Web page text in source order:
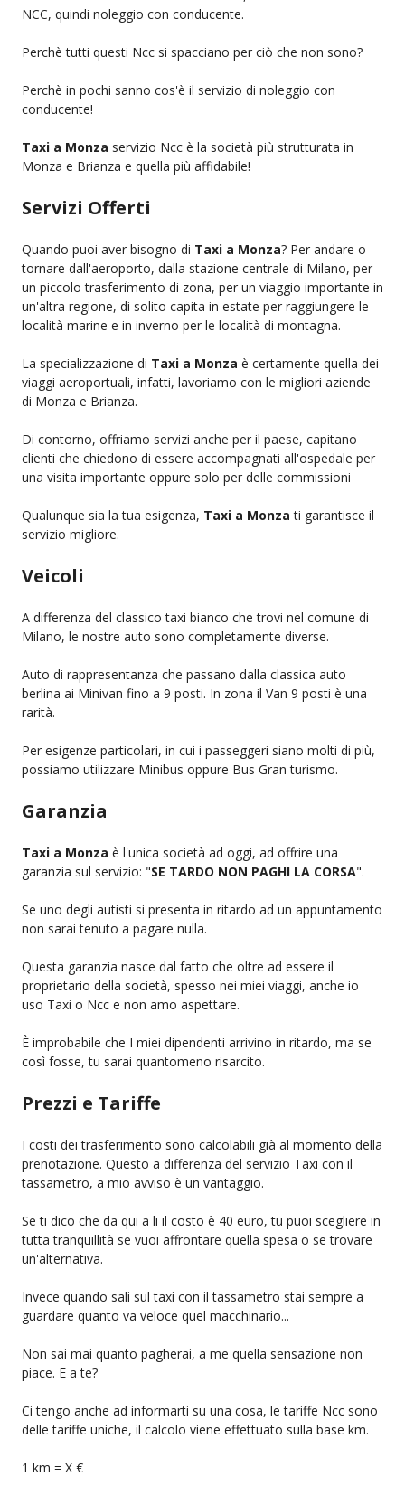
NCC, quindi noleggio con conducente.
Perchè tutti questi Ncc si spacciano per ciò che non sono?
Perchè in pochi sanno cos'è il servizio di noleggio con
conducente!
Taxi a Monza servizio Ncc è la società più strutturata in
Monza e Brianza e quella più affidabile!
Servizi Offerti
Quando puoi aver bisogno di Taxi a Monza? Per andare o
tornare dall'aeroporto, dalla stazione centrale di Milano, per
un piccolo trasferimento di zona, per un viaggio importante in
un'altra regione, di solito capita in estate per raggiungere le
località marine e in inverno per le località di montagna.
La specializzazione di Taxi a Monza è certamente quella dei
viaggi aeroportuali, infatti, lavoriamo con le migliori aziende
di Monza e Brianza.
Di contorno, offriamo servizi anche per il paese, capitano
clienti che chiedono di essere accompagnati all'ospedale per
una visita importante oppure solo per delle commissioni
Qualunque sia la tua esigenza, Taxi a Monza ti garantisce il
servizio migliore.
Veicoli
A differenza del classico taxi bianco che trovi nel comune di
Milano, le nostre auto sono completamente diverse.
Auto di rappresentanza che passano dalla classica auto
berlina ai Minivan fino a 9 posti. In zona il Van 9 posti è una
rarità.
Per esigenze particolari, in cui i passeggeri siano molti di più,
possiamo utilizzare Minibus oppure Bus Gran turismo.
Garanzia
Taxi a Monza è l'unica società ad oggi, ad offrire una
garanzia sul servizio: "SE TARDO NON PAGHI LA CORSA".
Se uno degli autisti si presenta in ritardo ad un appuntamento
non sarai tenuto a pagare nulla.
Questa garanzia nasce dal fatto che oltre ad essere il
proprietario della società, spesso nei miei viaggi, anche io
uso Taxi o Ncc e non amo aspettare.
È improbabile che I miei dipendenti arrivino in ritardo, ma se
così fosse, tu sarai quantomeno risarcito.
Prezzi e Tariffe
I costi dei trasferimento sono calcolabili già al momento della
prenotazione. Questo a differenza del servizio Taxi con il
tassametro, a mio avviso è un vantaggio.
Se ti dico che da qui a li il costo è 40 euro, tu puoi scegliere in
tutta tranquillità se vuoi affrontare quella spesa o se trovare
un'alternativa.
Invece quando sali sul taxi con il tassametro stai sempre a
guardare quanto va veloce quel macchinario...
Non sai mai quanto pagherai, a me quella sensazione non
piace. E a te?
Ci tengo anche ad informarti su una cosa, le tariffe Ncc sono
delle tariffe uniche, il calcolo viene effettuato sulla base km.
1 km = X €